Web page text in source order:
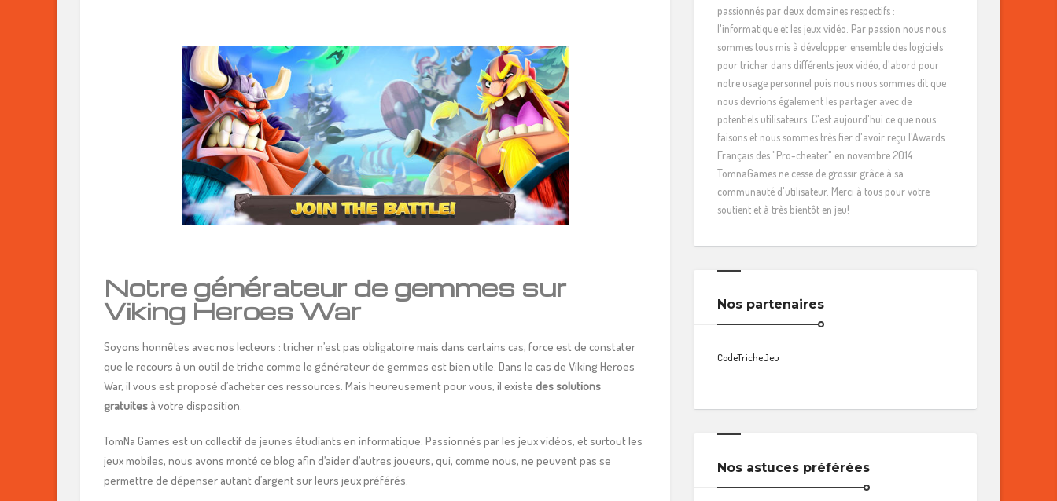
Notre générateur de gemmes sur
Viking Heroes War
Soyons honnêtes avec nos lecteurs : tricher n’est pas obligatoire mais dans certains cas, force est de constater
que le recours à un outil de triche comme le générateur de gemmes est bien utile. Dans le cas de Viking Heroes
War, il vous est proposé d’acheter ces ressources. Mais heureusement pour vous, il existe des solutions
gratuites à votre disposition.
TomNa Games est un collectif de jeunes étudiants en informatique. Passionnés par les jeux vidéos, et surtout les
jeux mobiles, nous avons monté ce blog afin d’aider d’autres joueurs, qui, comme nous, ne peuvent pas se
permettre de dépenser autant d’argent sur leurs jeux préférés.
passionnés par deux domaines respectifs :
l'informatique et les jeux vidéo. Par passion nous nous
sommes tous mis à développer ensemble des logiciels
pour tricher dans différents jeux vidéo, d'abord pour
notre usage personnel puis nous nous sommes dit que
nous devrions également les partager avec de
potentiels utilisateurs. C'est aujourd'hui ce que nous
faisons et nous sommes très fier d'avoir reçu l'Awards
Français des "Pro-cheater" en novembre 2014.
TomnaGames ne cesse de grossir grâce à sa
communauté d'utilisateur. Merci à tous pour votre
soutient et à très bientôt en jeu!
Nos partenaires
CodeTricheJeu
Nos astuces préférées